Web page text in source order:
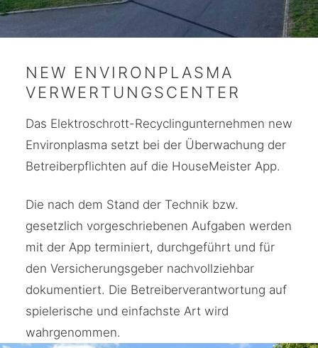
NEW ENVIRONPLASMA
VERWERTUNGSCENTER
Das Elektroschrott-Recyclingunternehmen new
Environplasma setzt bei der Überwachung der
Betreiberpflichten auf die HouseMeister App.
Die nach dem Stand der Technik bzw.
gesetzlich vorgeschriebenen Aufgaben werden
mit der App terminiert, durchgeführt und für
den Versicherungsgeber nachvollziehbar
dokumentiert. Die Betreiberverantwortung auf
spielerische und einfachste Art wird
wahrgenommen.